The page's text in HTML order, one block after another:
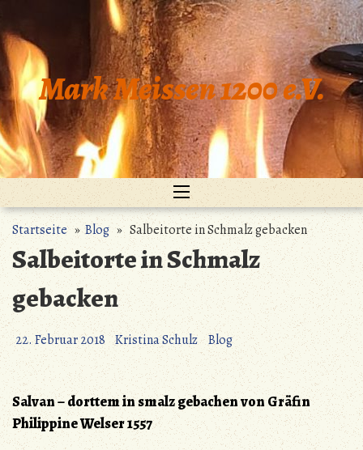
Inhalt
springen
Mark Meissen 1200 e.V.
Startseite»Blog» Salbeitorte in Schmalz gebacken
Salbeitorte in Schmalz
gebacken
22. Februar 2018 Kristina Schulz Blog
Salvan – dorttem in smalz gebachen von Gräfin
Philippine Welser 1557